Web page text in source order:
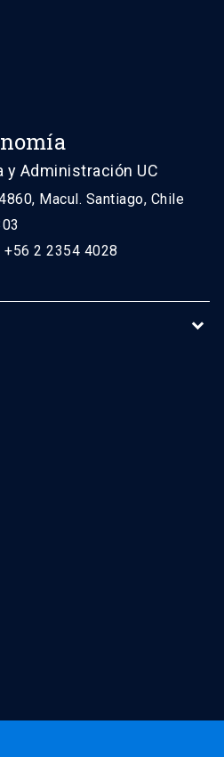
y Administración UC
Macul. Santiago, Chile
2 2354 4028